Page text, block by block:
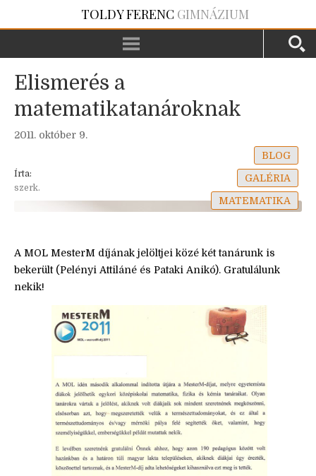
TOLDY FERENC GIMNÁZIUM
Elismerés a
matematikatanároknak
2011. október 9.
Írta:
szerk.
BLOG
GALÉRIA
MATEMATIKA
A MOL MesterM díjának jelöltjei közé két tanárunk is
bekerült (Pelényi Attiláné és Pataki Anikó). Gratulálunk
nekik!